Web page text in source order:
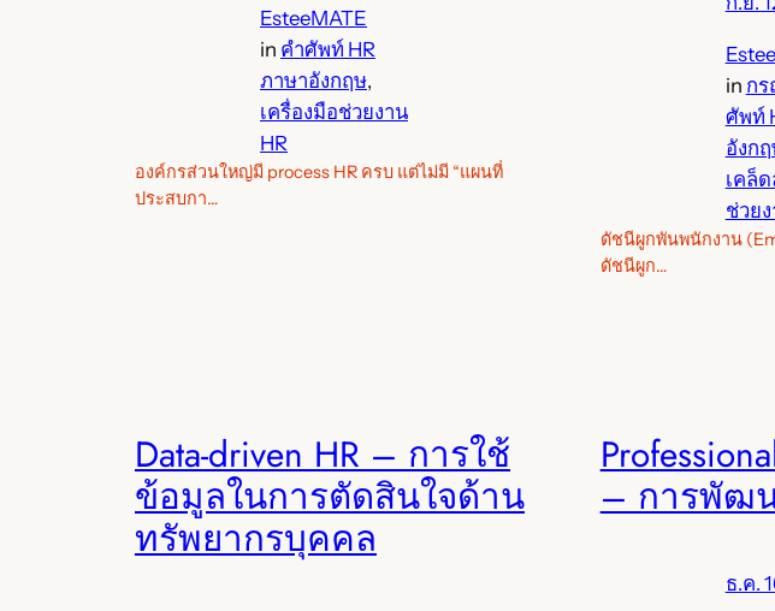
EsteeMATE
in คำศัพท์ HR
ภาษาอังกฤษ
เครื่องมือช่วยงาน
HR
องค์กรส่วนใหญ่มี process HR ครบ แต่ไม่มี “แผนที่
ประสบกา…
in ก
ศัพท์
อังก
เคล็
ช่วยง
ดัชนีผูกพันพนักงาน
ดัชนีผูก…
Data-driven HR – การใช้
ข้อมูลในการตัดสินใจด้าน
ทรัพยากรบุคคล
– การพัฒ
ธ.ค.